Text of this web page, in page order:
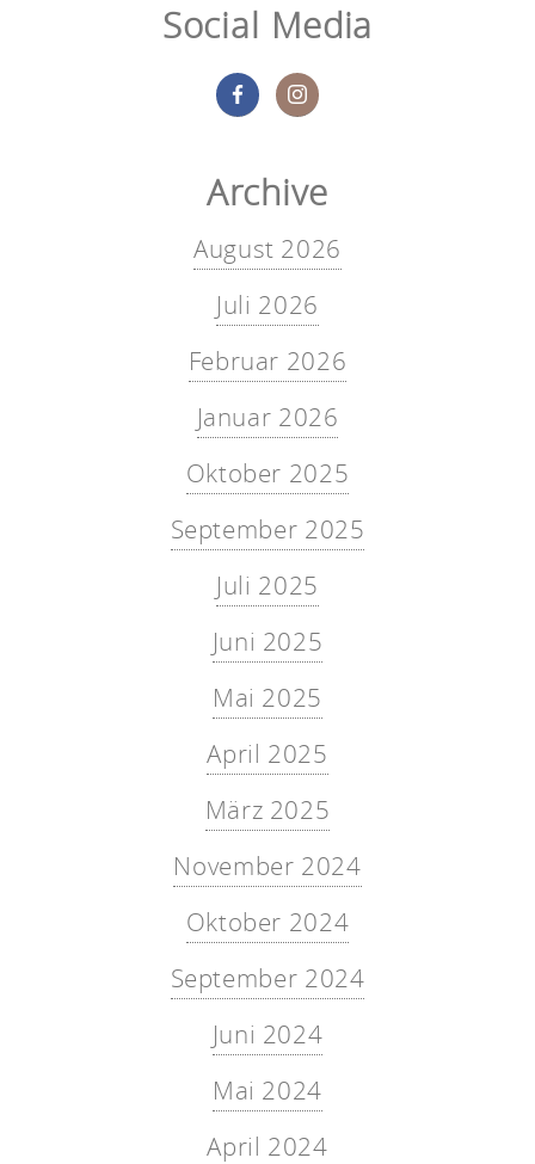
Social Media
Archive
August 2026
Juli 2026
Februar 2026
Januar 2026
Oktober 2025
September 2025
Juli 2025
Juni 2025
Mai 2025
April 2025
März 2025
November 2024
Oktober 2024
September 2024
Juni 2024
Mai 2024
April 2024